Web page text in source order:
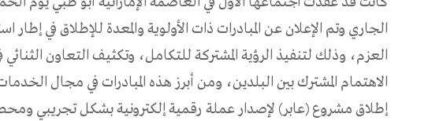
الجاري وتم الإعلان عن المبادرات ذات الأولوية والمعدة للإطلاق في إطار
العزم، وذلك لتنفيذ الرؤية المشتركة للتكامل، وتكثيف التعاون الثنائي
الاهتمام المشترك بين البلدين، ومن أبرز هذه المبادرات في مجال الخدمات
إطلاق مشروع (عابر) لإصدار عملة رقمية إلكترونية بشكل تجريبي